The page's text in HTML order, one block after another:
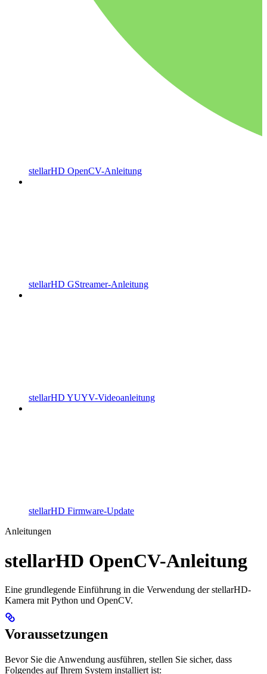
stellarHD OpenCV-Anleitung
stellarHD GStreamer-Anleitung
stellarHD YUYV-Videoanleitung
stellarHD Firmware-Update
Anleitungen
stellarHD OpenCV-Anleitung
Eine grundlegende Einführung in die Verwendung der stellarHD-
Kamera mit Python und OpenCV.
Voraussetzungen
Bevor Sie die Anwendung ausführen, stellen Sie sicher, dass
Folgendes auf Ihrem System installiert ist: